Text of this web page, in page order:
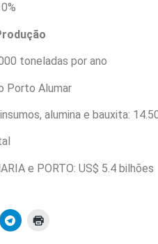
toneladas por ano
Porto Alumar
alumina e bauxita:
e PORTO: US$ 5.4 bilhões